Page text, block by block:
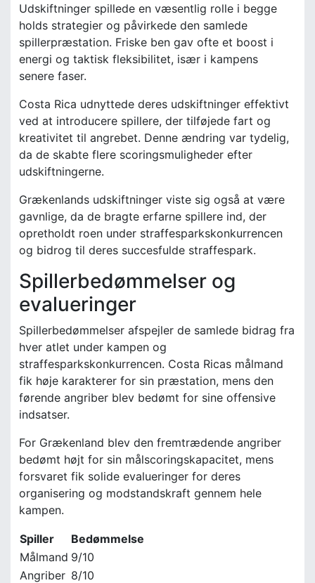
Udskiftninger spillede en væsentlig rolle i begge
holds strategier og påvirkede den samlede
spillerpræstation. Friske ben gav ofte et boost i
energi og taktisk fleksibilitet, især i kampens
senere faser.
Costa Rica udnyttede deres udskiftninger effektivt
ved at introducere spillere, der tilføjede fart og
kreativitet til angrebet. Denne ændring var tydelig,
da de skabte flere scoringsmuligheder efter
udskiftningerne.
Grækenlands udskiftninger viste sig også at være
gavnlige, da de bragte erfarne spillere ind, der
opretholdt roen under straffesparkskonkurrencen
og bidrog til deres succesfulde straffespark.
Spillerbedømmelser og
evalueringer
Spillerbedømmelser afspejler de samlede bidrag fra
hver atlet under kampen og
straffesparkskonkurrencen. Costa Ricas målmand
fik høje karakterer for sin præstation, mens den
førende angriber blev bedømt for sine offensive
indsatser.
For Grækenland blev den fremtrædende angriber
bedømt højt for sin målscoringskapacitet, mens
forsvaret fik solide evalueringer for deres
organisering og modstandskraft gennem hele
kampen.
Spiller
Bedømmelse
Målmand 9/10
Angriber 8/10